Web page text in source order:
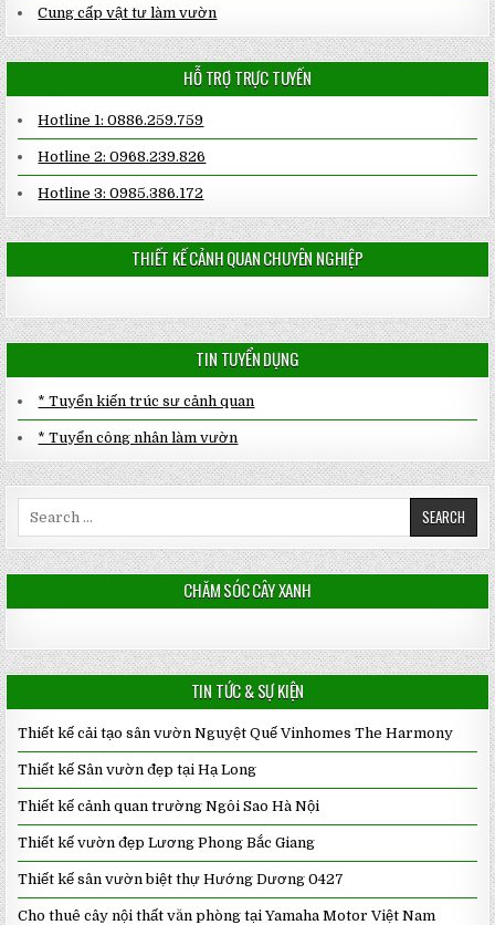
Cung cấp vật tư làm vườn
HỖ TRỢ TRỰC TUYẾN
Hotline 1: 0886.259.759
Hotline 2: 0968.239.826
Hotline 3: 0985.386.172
THIẾT KẾ CẢNH QUAN CHUYÊN NGHIỆP
TIN TUYỂN DỤNG
* Tuyển kiến trúc sư cảnh quan
* Tuyển công nhân làm vườn
CHĂM SÓC CÂY XANH
TIN TỨC & SỰ KIỆN
Thiết kế cải tạo sân vườn Nguyệt Quế Vinhomes The Harmony
Thiết kế Sân vườn đẹp tại Hạ Long
Thiết kế cảnh quan trường Ngôi Sao Hà Nội
Thiết kế vườn đẹp Lương Phong Bắc Giang
Thiết kế sân vườn biệt thự Hướng Dương 0427
Cho thuê cây nội thất văn phòng tại Yamaha Motor Việt Nam